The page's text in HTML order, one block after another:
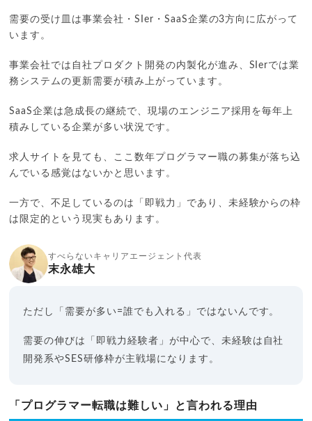
需要の受け皿は事業会社・SIer・SaaS企業の3方向に広がって
います。
事業会社では自社プロダクト開発の内製化が進み、SIerでは業
務システムの更新需要が積み上がっています。
SaaS企業は急成長の継続で、現場のエンジニア採用を毎年上
積みしている企業が多い状況です。
求人サイトを見ても、ここ数年プログラマー職の募集が落ち込
んでいる感覚はないかと思います。
一方で、不足しているのは「即戦力」であり、未経験からの枠
は限定的という現実もあります。
すべらないキャリアエージェント代表
末永雄大
ただし「需要が多い=誰でも入れる」ではないんです。
需要の伸びは「即戦力経験者」が中心で、未経験は自社
開発系やSES研修枠が主戦場になります。
「プログラマー転職は難しい」と言われる理由